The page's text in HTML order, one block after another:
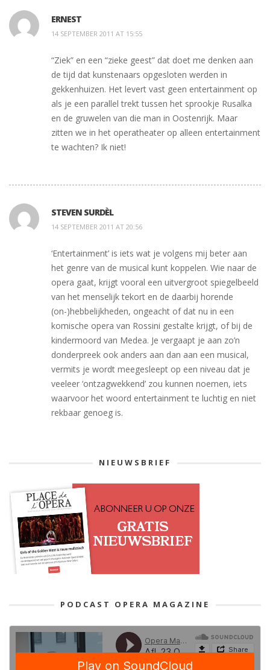
ERNEST
14 SEPTEMBER 2011 AT 15:55
“Ziek” en een “zieke geest” dat doet me denken aan
de tijd dat kunstenaars opgesloten werden in
gekkenhuizen. Het levert vast geen entertainment op
als je een parallel trekt tussen het sprookje Rusalka
en de gruwelen van die man in Oostenrijk. Maar
zitten we in het operatheater op alleen entertainment
te wachten? Ik niet!
STEVEN SURDÈL
14 SEPTEMBER 2011 AT 20:56
‘Entertainment’ is iets wat je volgens mij beter aan
het genre van de musical kunt koppelen. Wie naar de
opera gaat, krijgt vooral een uitvergroot spiegelbeeld
van het menselijk tekort en de daarbij horende
(on-)hebbelijkheden, ongeacht of dat nu in een
komische opera van Rossini gestalte krijgt, of bij de
kindermoord van Medea. Je vergaapt je aan zo’n
donderpreek ook anders aan dan aan een musical,
vermits je wordt meegesleept op een niveau dat je
veeleer ‘ontzagwekkend’ zou kunnen noemen, iets
waarvoor het woord entertainment te luchtig en niet
rekbaar genoeg is.
NIEUWSBRIEF
PODCAST OPERA MAGAZINE